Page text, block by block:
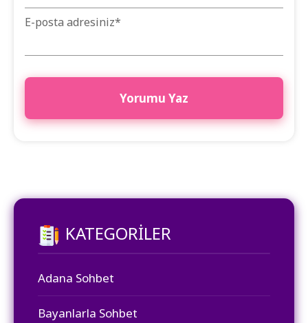
E-posta adresiniz*
KATEGORILER
Adana Sohbet
Bayanlarla Sohbet